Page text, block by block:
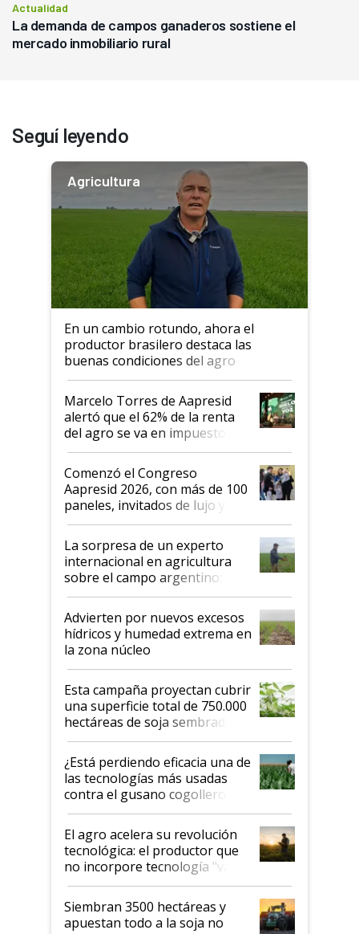
Actualidad
La demanda de campos ganaderos sostiene el
mercado inmobiliario rural
Seguí leyendo
Agricultura
En un cambio rotundo, ahora el
productor brasilero destaca las
buenas condiciones del agro
argentino para invertir: "Los veo
más motivados"
Marcelo Torres de Aapresid
alertó que el 62% de la renta
del agro se va en impuestos:
"No es bueno que en
Argentina se sigan discutiendo
las mismas cosas de hace 50
años"
Comenzó el Congreso
Aapresid 2026, con más de 100
paneles, invitados de lujo y
todas las tendencias
La sorpresa de un experto
internacional en agricultura
sobre el campo argentino:
"Estoy muy impresionado"
Advierten por nuevos excesos
hídricos y humedad extrema en
la zona núcleo
Esta campaña proyectan cubrir
una superficie total de 750.000
hectáreas de soja sembradas
con una nueva generación de
variedades que marcan un
salto tecnológico en genética y
rendimiento
¿Está perdiendo eficacia una de
las tecnologías más usadas
contra el gusano cogollero? El
desafío de una tecnología clave
El agro acelera su revolución
tecnológica: el productor que
no incorpore tecnología "va a
perder el tren"
Siembran 3500 hectáreas y
apuestan todo a la soja no